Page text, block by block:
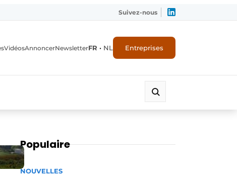
Suivez-nous
VidéosAnnoncerNewsletterFR • NL Entreprises
Populaire
NOUVELLES